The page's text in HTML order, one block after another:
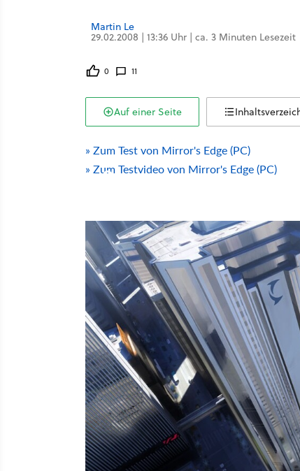
Martin Le
29.02.2008 | 13:36 Uhr | ca. 3 Minuten Lesezeit
0 11
Auf einer Seite
» Zum Test von Mirror's Edge (PC)
» Zum Testvideo von Mirror's Edge (PC)